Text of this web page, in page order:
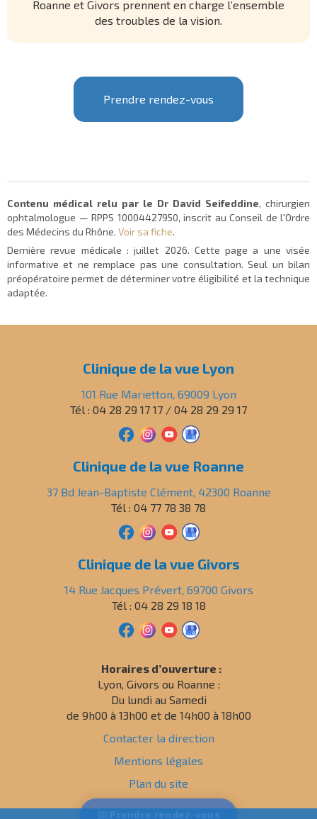
Roanne et Givors prennent en charge l’ensemble
des troubles de la vision.
Prendre rendez-vous
Contenu médical relu par le Dr David Seifeddine, chirurgien
ophtalmologue — RPPS 10004427950, inscrit au Conseil de l'Ordre
des Médecins du Rhône. Voir sa fiche.
Dernière revue médicale :juillet 2026. Cette page a une visée
informative et ne remplace pas une consultation. Seul un bilan
préopératoire permet de déterminer votre éligibilité et la technique
adaptée.
Clinique de la vue Lyon
101 Rue Marietton, 69009 Lyon
Tél : 04 28 29 17 17 / 04 28 29 29 17
Clinique de la vue Roanne
37 Bd Jean-Baptiste Clément, 42300 Roanne
Tél : 04 77 78 38 78
Clinique de la vue Givors
14 Rue Jacques Prévert, 69700 Givors
Tél : 04 28 29 18 18
Horaires d’ouverture :
Lyon, Givors ou Roanne :
Du lundi au Samedi
de 9h00 à 13h00 et de 14h00 à 18h00
Contacter la direction
Mentions légales
Plan du site
Politique de confidentialité